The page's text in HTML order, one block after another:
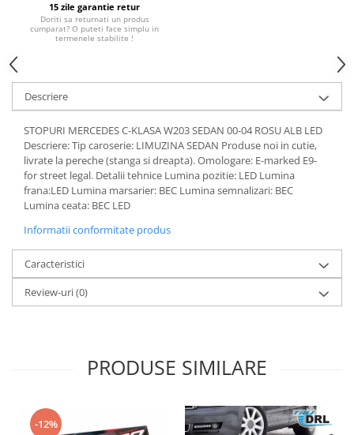
15 zile garantie retur
Doriti sa returnati un produs
cumparat? O puteti face simplu in
termenele stabilite !
Descriere
STOPURI MERCEDES C-KLASA W203 SEDAN 00-04 ROSU ALB LED
Descriere: Tip caroserie: LIMUZINA SEDAN Produse noi in cutie,
livrate la pereche (stanga si dreapta). Omologare: E-marked E9-
for street legal. Detalii tehnice Lumina pozitie: LED Lumina
frana:LED Lumina marsarier: BEC Lumina semnalizari: BEC
Lumina ceata: BEC LED
Informatii conformitate produs
Caracteristici
Review-uri(0)
PRODUSE SIMILARE
-12%